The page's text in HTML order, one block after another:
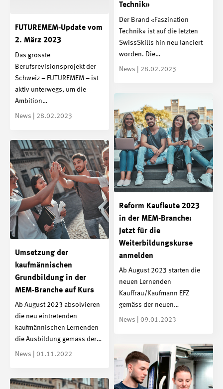
Technik»
Der Brand «Faszination
Technik» ist auf die letzten
SwissSkills hin neu lanciert
worden. Die…
News | 28.02.2023
FUTUREMEM-Update vom
2. März 2023
Das grösste
Berufsrevisionsprojekt der
Schweiz – FUTUREMEM – ist
aktiv unterwegs, um die
Ambition…
News | 28.02.2023
Reform Kaufleute 2023
in der MEM-Branche:
Jetzt für die
Weiterbildungskurse
anmelden
Ab August 2023 starten die
neuen Lernenden
Kauffrau/Kaufmann EFZ
gemäss der neuen…
News | 09.01.2023
Umsetzung der
kaufmännischen
Grundbildung in der
MEM-Branche auf Kurs
Ab August 2023 absolvieren
die neu eintretenden
kaufmännischen Lernenden
die Ausbildung gemäss der…
News | 01.11.2022